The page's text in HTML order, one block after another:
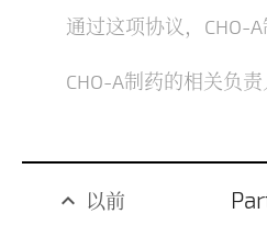
通过这项协议，CHO-
CHO-A制药的相关负
keyboard_arrow_up 以前